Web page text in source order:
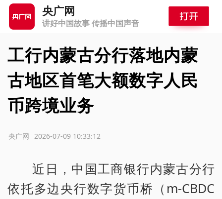
央广网
讲好中国故事 传播中国声音
工行内蒙古分行落地内蒙
古地区首笔大额数字人民
币跨境业务
2026-07-09 10:33:12
央广网
近日，中国工商银行内蒙古分行
依托多边央行数字货币桥（m-CBDC